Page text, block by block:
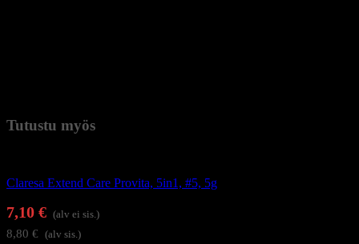
Tutustu myös
Claresa Extend Care Provita, 5in1, #5, 5g
7,10 € (alv ei sis.)
8,80 € (alv sis.)